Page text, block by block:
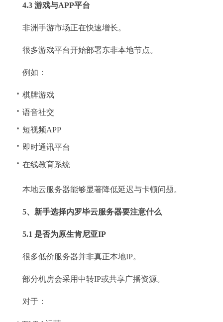
4.3 游戏与APP平台
非洲手游市场正在快速增长。
很多游戏平台开始部署东非本地节点。
例如：
棋牌游戏
语音社交
短视频APP
即时通讯平台
在线教育系统
本地云服务器能够显著降低延迟与卡顿问题。
5、新手选择内罗毕云服务器要注意什么
5.1 是否为原生肯尼亚IP
很多低价服务器并非真正本地IP。
部分机房会采用中转IP或共享广播资源。
对于：